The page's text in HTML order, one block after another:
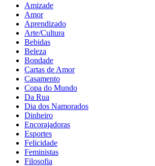
Amizade
Amor
Aprendizado
Arte/Cultura
Bebidas
Beleza
Bondade
Cartas de Amor
Casamento
Copa do Mundo
Da Rua
Dia dos Namorados
Dinheiro
Encorajadoras
Esportes
Felicidade
Feministas
Filosofia